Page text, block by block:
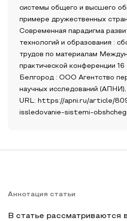
системы общего и высшего
примере дружественных
Современная парадигма
технологий и образования :
трудов по материалам
практической конференции 16
Белгород : ООО Агентство
научных исследований
URL: https://apni.ru/article/
issledovanie-sistemi-
Аннотация статьи
В статье рассматриваются